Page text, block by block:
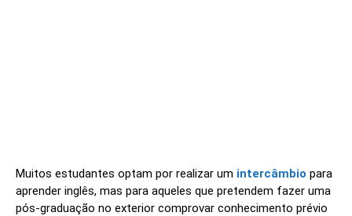
Muitos estudantes optam por realizar um intercâmbio para
aprender inglês, mas para aqueles que pretendem fazer uma
pós-graduação no exterior comprovar conhecimento prévio